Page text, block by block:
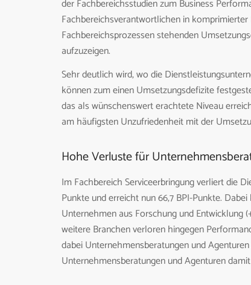
der Fachbereichsstudien zum Business
Fachbereichsverantwortlichen in
Fachbereichsprozessen stehenden
aufzuzeigen.
Sehr deutlich wird, wo die
können zum einen Umsetzungsdefizite
das als wünschenswert erachtete Niveau
am häufigsten Unzufriedenheit mit der
Hohe Verluste für
Im Fachbereich Serviceerbringung verliert die
Punkte und erreicht nun 66,7 BPI-Punkte.
Unternehmen aus Forschung und Entwicklung
weitere Branchen verloren hingegen
dabei Unternehmensberatungen und
Unternehmensberatungen und Agenturen